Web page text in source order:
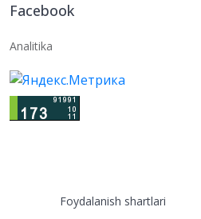
Facebook
Analitika
Foydalanish shartlari